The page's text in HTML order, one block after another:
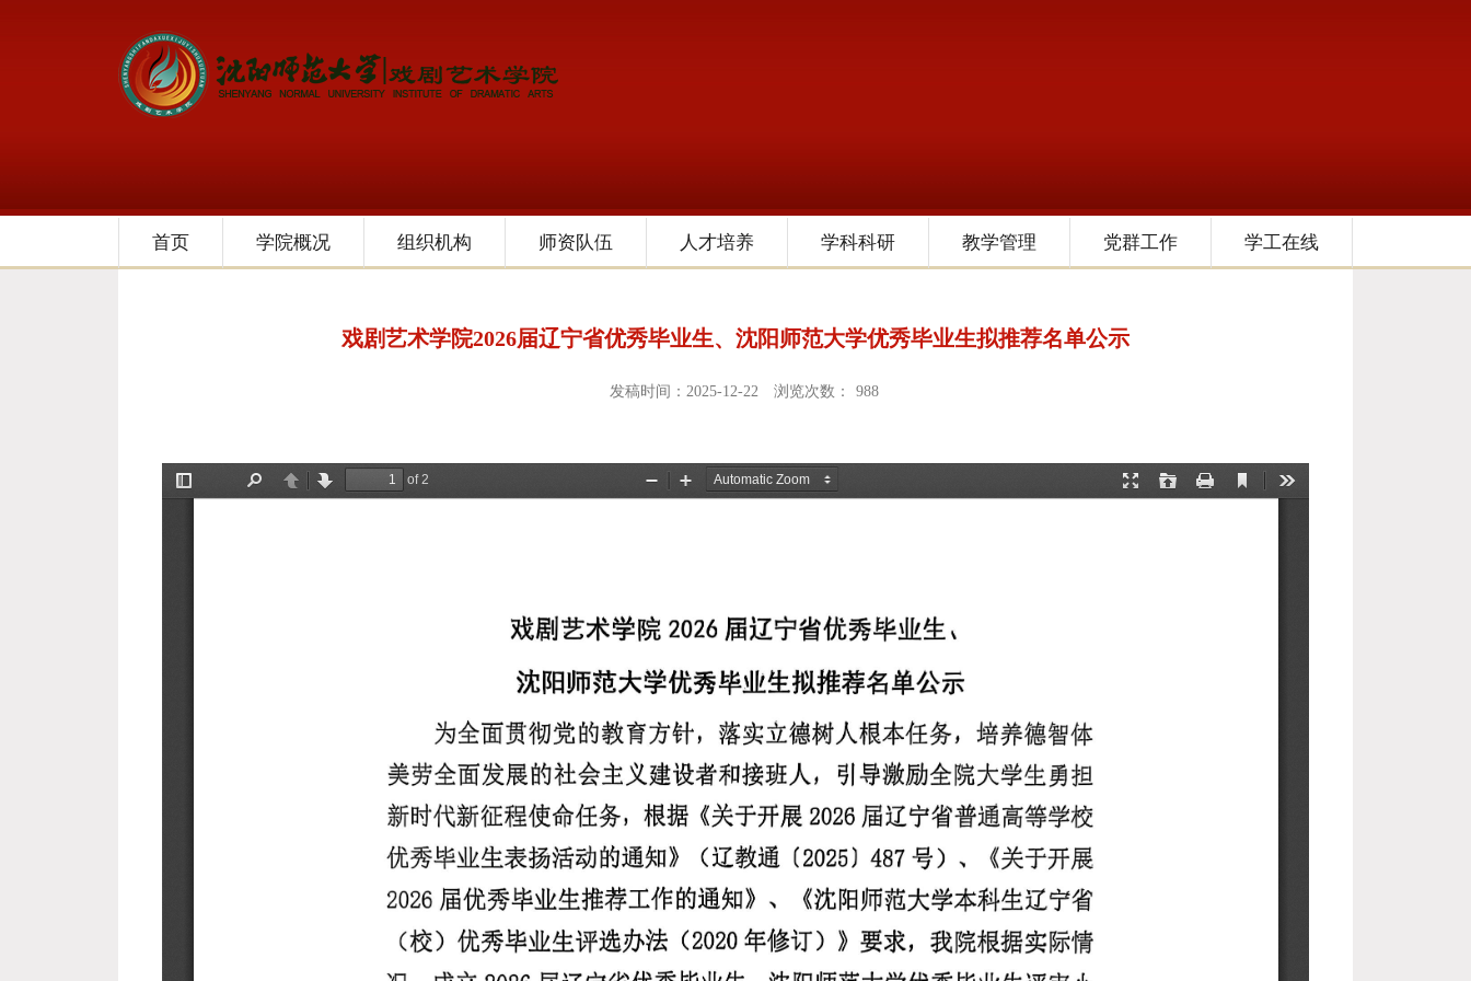
首页 学院概况 组织机构 师资队伍 人才培养 学科科研 教学管理 党群工作 学工在线
戏剧艺术学院2026届辽宁省优秀毕业生、沈阳师范大学优秀毕业生拟推荐名单公示
发稿时间：2025-12-22 浏览次数： 988